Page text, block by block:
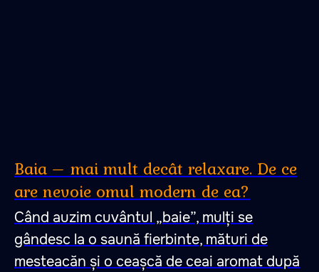
Baia – mai mult decât relaxare. De ce
are nevoie omul modern de ea?
Când auzim cuvântul „baie”, mulți se
gândesc la o saună fierbinte, mături de
mesteacăn și o ceașcă de ceai aromat după